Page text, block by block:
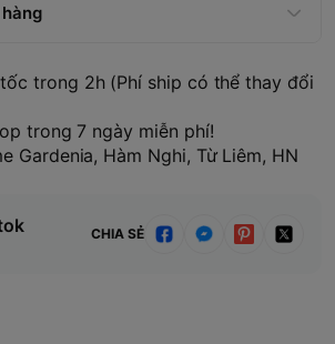
trong 2h (Phí ship có thể thay đổi
trong 7 ngày miễn phí!
Gardenia, Hàm Nghi, Từ Liêm, HN
CHIA SẺ